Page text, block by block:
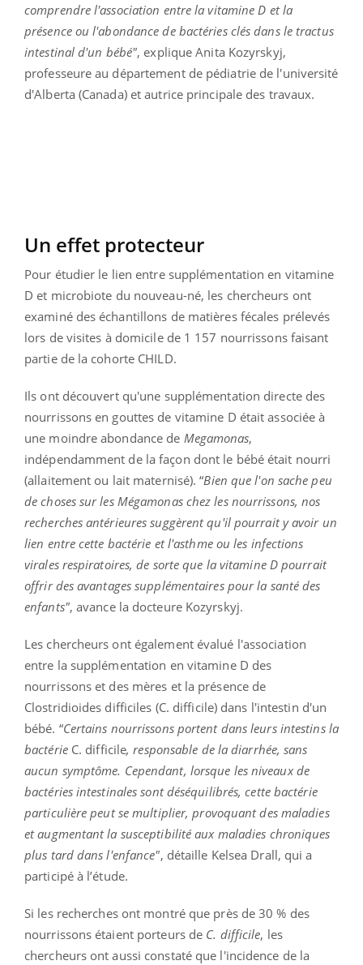
comprendre l'association entre la vitamine D et la
présence ou l'abondance de bactéries clés dans le tractus
intestinal d'un bébé", explique Anita Kozyrskyj,
professeure au département de pédiatrie de l'université
d'Alberta (Canada) et autrice principale des travaux.
Un effet protecteur
Pour étudier le lien entre supplémentation en vitamine
D et microbiote du nouveau-né, les chercheurs ont
examiné des échantillons de matières fécales prélevés
lors de visites à domicile de 1 157 nourrissons faisant
partie de la cohorte CHILD.
Ils ont découvert qu'une supplémentation directe des
nourrissons en gouttes de vitamine D était associée à
une moindre abondance de Megamonas,
indépendamment de la façon dont le bébé était nourri
(allaitement ou lait maternisé). “Bien que l'on sache peu
de choses sur les Mégamonas chez les nourrissons, nos
recherches antérieures suggèrent qu'il pourrait y avoir un
lien entre cette bactérie et l'asthme ou les infections
virales respiratoires, de sorte que la vitamine D pourrait
offrir des avantages supplémentaires pour la santé des
enfants", avance la docteure Kozyrskyj.
Les chercheurs ont également évalué l'association
entre la supplémentation en vitamine D des
nourrissons et des mères et la présence de
Clostridioides difficiles (C. difficile) dans l'intestin d'un
bébé. “Certains nourrissons portent dans leurs intestins la
bactérie C. difficile, responsable de la diarrhée, sans
aucun symptôme. Cependant, lorsque les niveaux de
bactéries intestinales sont déséquilibrés, cette bactérie
particulière peut se multiplier, provoquant des maladies
et augmentant la susceptibilité aux maladies chroniques
plus tard dans l'enfance", détaille Kelsea Drall, qui a
participé à l’étude.
Si les recherches ont montré que près de 30 % des
nourrissons étaient porteurs de C. difficile, les
chercheurs ont aussi constaté que l'incidence de la